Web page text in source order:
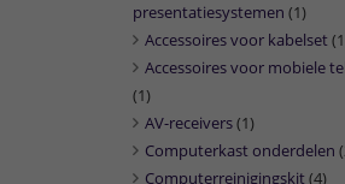
presentatiesystemen (1)
Accessoires voor kabelset
Accessoires voor mobiele
(1)
AV-receivers(1)
Computerkast onderdelen
Computerreinigingskit(4)